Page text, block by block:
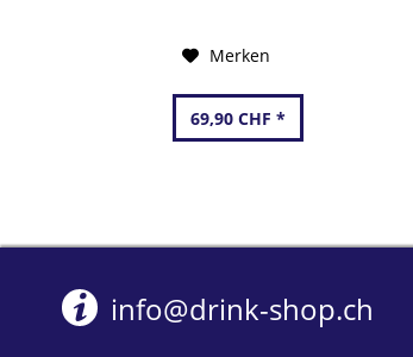
Merken
69,90 CHF *
info@drink-shop.ch